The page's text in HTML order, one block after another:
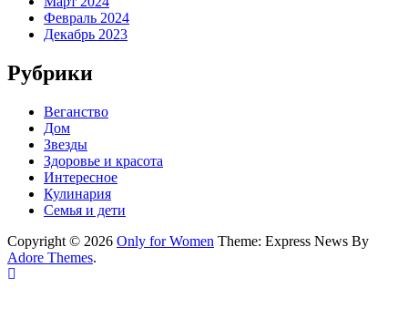
Февраль 2024
Декабрь 2023
Рубрики
Веганство
Дом
Звезды
Здоровье и красота
Интересное
Кулинария
Семья и дети
Copyright © 2026 Only for Women Theme: Express News By
Adore Themes.